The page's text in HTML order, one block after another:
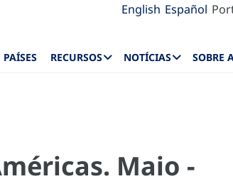
English Español
PAÍSES RECURSOS NOTÍCIAS SOBRE
Maio -